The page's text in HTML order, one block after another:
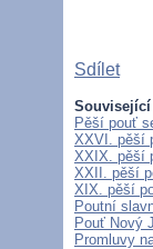
Sdílet
Pěší pouť
XXVI. pěší
XXIX. pěší
XXII. pěší
XIX. pěší
Poutní
Pouť Nový
Promluvy